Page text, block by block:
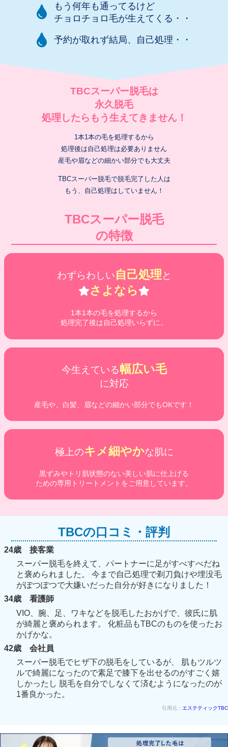
もう何年も通ってるけど
チョロチョロ毛が生えてくる・・
予約が取れず結局、自己処理・・
TBCスーパー脱毛は
永久脱毛
処理したらもう生えてきません！
1本1本の毛を処理するから
処理後は自己処理は必要ありません
産毛や眉などの細かい部分でも大丈夫
TBCスーパー脱毛で脱毛完了した人は
もう、自己処理はしていません！
TBCスーパー脱毛
の特徴
わずらわしい自己処理と
さよなら
1本1本の毛を処理するから
処理完了後は自己処理いらずに。
今生えている幅広い毛
に対応
産毛や、白髪、眉などの細かい部分でもOKです！
極上のキメ細やかな肌に
黒ずみやトリ肌状態のない美しい肌に仕上げる
ための専用トリートメントをご用意しています。
TBCの口コミ・評判
24歳 接客業
スーパー脱毛を終えて、パートナーに足がすべすべだね
と褒められました。 今まで自己処理で剃刀負けや埋没毛
がぽつぽつで大嫌いだった自分が好きになりました！
34歳 看護師
VIO、腕、足、ワキなどを脱毛したおかげで、彼氏に肌
が綺麗と褒められます。 化粧品もTBCのものを使ったお
かげかな。
42歳 会社員
スーパー脱毛でヒザ下の脱毛をしているが、 肌もツルツ
ルで綺麗になったので素足で膝下を出せるのがすごく嬉
しかったし 脱毛を自分でしなくて済むようになったのが
1番良かった。
引用元： エステティックTBC